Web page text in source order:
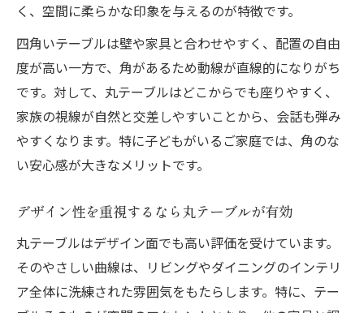
く、空間に柔らかな印象を与えるのが特徴です。
四角いテーブルは壁や家具と合わせやすく、配置の自由
度が高い一方で、角があるため動線が直線的になりがち
です。対して、丸テーブルはどこからでも座りやすく、
家族の視線が自然と交差しやすいことから、会話も弾み
やすくなります。特に子どもがいるご家庭では、角のな
い安心感が大きなメリットです。
デザイン性を重視するなら丸テーブルが有効
丸テーブルはデザイン面でも高い評価を受けています。
そのやさしい曲線は、リビングやダイニングのインテリ
ア全体に洗練された雰囲気をもたらします。特に、テー